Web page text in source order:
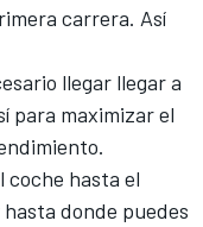
carrera. Así
llegar llegar a
para maximizar el
coche hasta el
donde puedes